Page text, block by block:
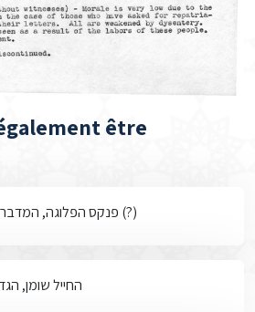
être
פנקס הפלוגה, המדבר המערבי 1942 (?)
החייל שומן,